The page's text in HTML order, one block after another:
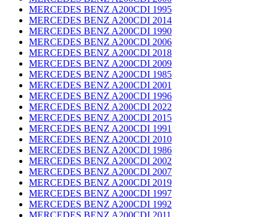
MERCEDES BENZ A200CDI 1995
MERCEDES BENZ A200CDI 2014
MERCEDES BENZ A200CDI 1990
MERCEDES BENZ A200CDI 2006
MERCEDES BENZ A200CDI 2018
MERCEDES BENZ A200CDI 2009
MERCEDES BENZ A200CDI 1985
MERCEDES BENZ A200CDI 2001
MERCEDES BENZ A200CDI 1996
MERCEDES BENZ A200CDI 2022
MERCEDES BENZ A200CDI 2015
MERCEDES BENZ A200CDI 1991
MERCEDES BENZ A200CDI 2010
MERCEDES BENZ A200CDI 1986
MERCEDES BENZ A200CDI 2002
MERCEDES BENZ A200CDI 2007
MERCEDES BENZ A200CDI 2019
MERCEDES BENZ A200CDI 1997
MERCEDES BENZ A200CDI 1992
MERCEDES BENZ A200CDI 2011